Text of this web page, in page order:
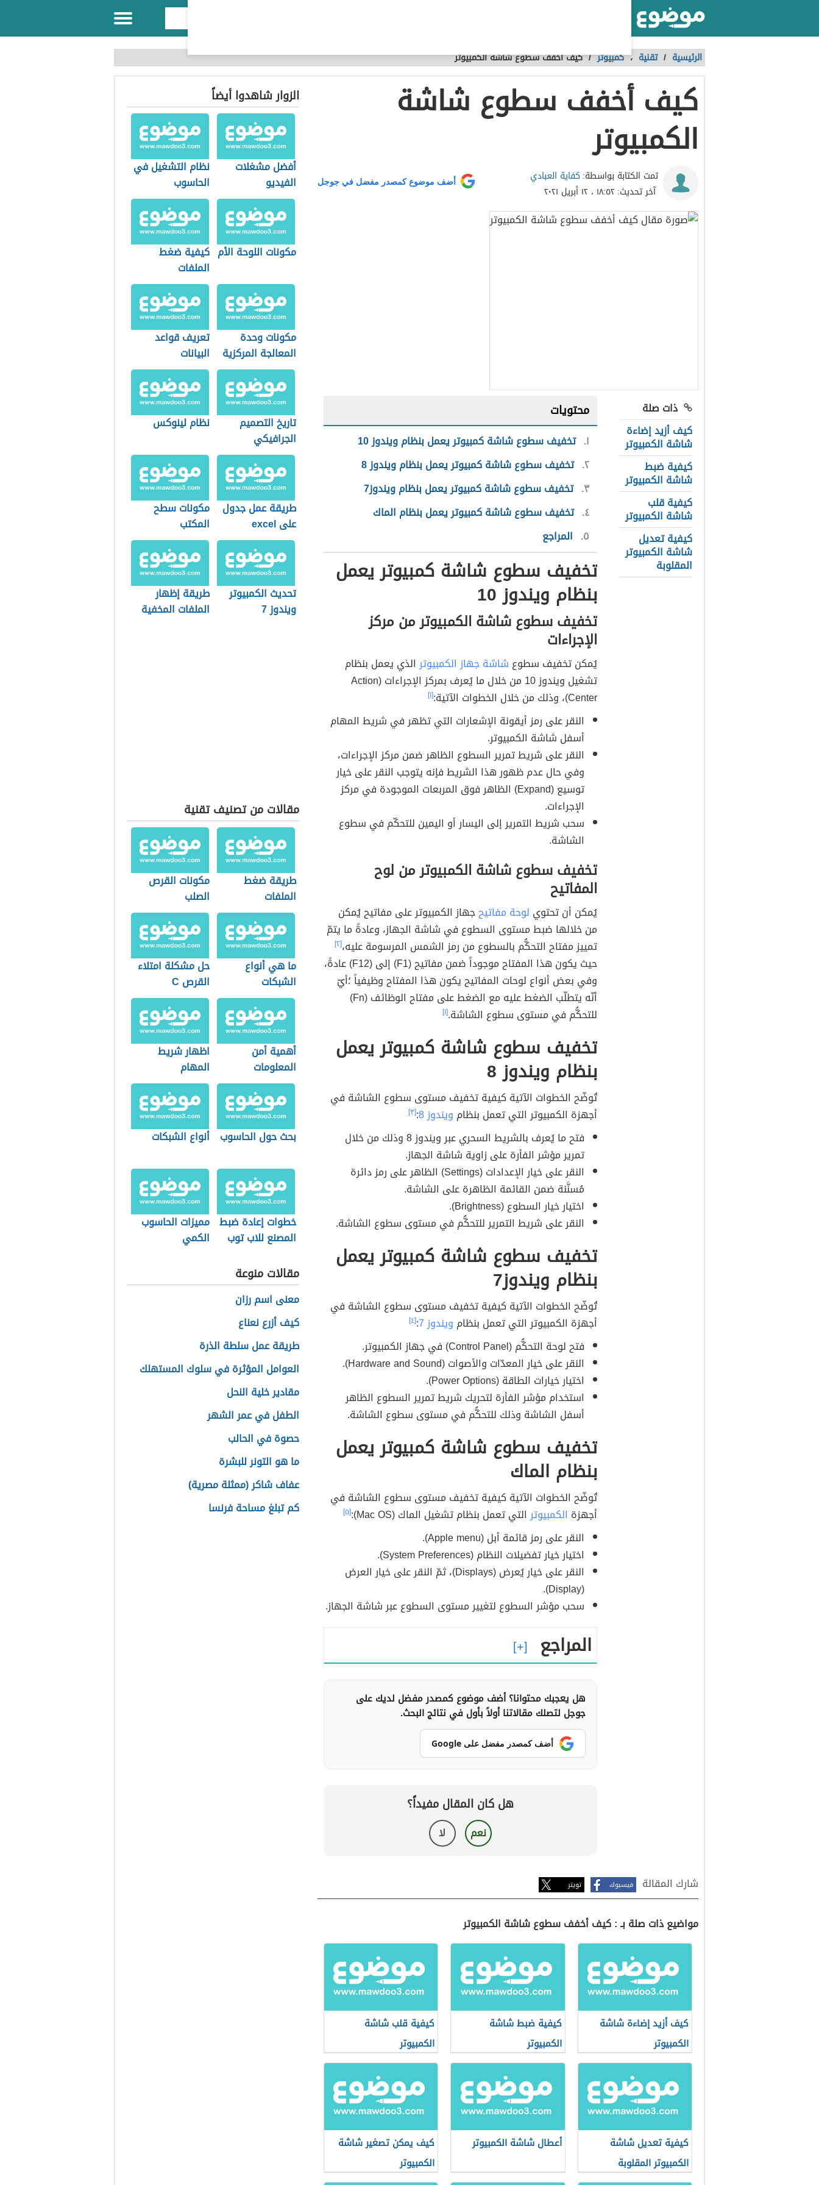
الرئيسية / تقنية ،كمبيوتر /كيف أخفف سطوع شاشة الكمبيوتر
كيف أخفف سطوع شاشة
الكمبيوتر
تمت الكتابة بواسطة: كفاية العبادي
آخر تحديث:١٨:٥٢ ، ١٢ أبريل ٢٠٢١
أضف موضوع كمصدر مفضل في جوجل
ذات صلة
كيف أزيد إضاءة
شاشة الكمبيوتر
كيفية ضبط
شاشة الكمبيوتر
كيفية قلب
شاشة الكمبيوتر
كيفية تعديل
شاشة الكمبيوتر
المقلوبة
محتويات
١ تخفيف سطوع شاشة كمبيوتر يعمل بنظام ويندوز 10
٢ تخفيف سطوع شاشة كمبيوتر يعمل بنظام ويندوز 8
٣ تخفيف سطوع شاشة كمبيوتر يعمل بنظام ويندوز7
٤ تخفيف سطوع شاشة كمبيوتر يعمل بنظام الماك
٥ المراجع
تخفيف سطوع شاشة كمبيوتر يعمل
بنظام ويندوز 10
تخفيف سطوع شاشة الكمبيوتر من مركز
الإجراءات
يُمكن تخفيف سطوع شاشة جهاز الكمبيوترالذي يعمل بنظام
تشغيل ويندوز 10 من خلال ما يُعرف بمركز الإجراءات (Action
Center)، وذلك من خلال الخطوات الآتية:
[١]
النقر على رمز أيقونة الإشعارات التي تظهر في شريط المهام
أسفل شاشة الكمبيوتر.
النقر على شريط تمرير السطوع الظاهر ضمن مركز الإجراءات،
وفي حال عدم ظهور هذا الشريط فإنه يتوجب النقر على خيار
توسيع (Expand) الظاهر فوق المربعات الموجودة في مركز
الإجراءات.
سحب شريط التمرير إلى اليسار أو اليمين للتحكّم في سطوع
الشاشة.
تخفيف سطوع شاشة الكمبيوتر من لوح
المفاتيح
يُمكن أن تحتوي لوحة مفاتيحجهاز الكمبيوتر على مفاتيح يُمكن
من خلالها ضبط مستوى السطوع في شاشة الجهاز، وعادةً ما يتمّ
تمييز مفتاح التحكُّم بالسطوع من رمز الشمس المرسومة عليه،[٢]
حيث يكون هذا المفتاح موجوداً ضمن مفاتيح (F1) إلى (F12) عادةً،
وفي بعض أنواع لوحات المفاتيح يكون هذا المفتاح وظيفياً ؛أيّ
أنّه يتطلّب الضغط عليه مع الضغط على مفتاح الوظائف (Fn)
للتحكُّم في مستوى سطوع الشاشة.[١]
تخفيف سطوع شاشة كمبيوتر يعمل
بنظام ويندوز 8
تُوضّح الخطوات الآتية كيفية تخفيف مستوى سطوع الشاشة في
أجهزة الكمبيوتر التي تعمل بنظام ويندوز 8 :[٣]
فتح ما يُعرف بالشريط السحري عبر ويندوز 8 وذلك من خلال
تمرير مؤشر الفأرة على زاوية شاشة الجهاز.
النقر على خيار الإعدادات (Settings) الظاهر على رمز دائرة
مُسنَّنة ضمن القائمة الظاهرة على الشاشة.
اختيار خيار السطوع (Brightness).
النقر على شريط التمرير للتحكُّم في مستوى سطوع الشاشة.
تخفيف سطوع شاشة كمبيوتر يعمل
بنظام ويندوز7
تُوضّح الخطوات الآتية كيفية تخفيف مستوى سطوع الشاشة في
أجهزة الكمبيوتر التي تعمل بنظام ويندوز 7 :[٤]
فتح لوحة التحكُّم (Control Panel) في جهاز الكمبيوتر.
النقر على خيار المعدّات والأصوات (Hardware and Sound).
اختيار خيارات الطاقة (Power Options).
استخدام مؤشر الفأرة لتحريك شريط تمرير السطوع الظاهر
أسفل الشاشة وذلك للتحكُّم في مستوى سطوع الشاشة.
تخفيف سطوع شاشة كمبيوتر يعمل
بنظام الماك
تُوضّح الخطوات الآتية كيفية تخفيف مستوى سطوع الشاشة في
أجهزة الكمبيوترالتي تعمل بنظام تشغيل الماك (Mac OS): [٥]
النقر على رمز قائمة أبل (Apple menu).
اختيار خيار تفضيلات النظام (System Preferences).
النقر على خيار يُعرض (Displays)، ثمّ النقر على خيار العرض
(Display).
سحب مؤشر السطوع لتغيير مستوى السطوع عبر شاشة الجهاز.
المراجع
هل يعجبك محتوانا؟ أضف موضوع كمصدر مفضل لديك على
جوجل لتصلك مقالاتنا أولاً بأول في نتائج البحث.
أضف كمصدر مفضل على Google
هل كان المقال مفيداً؟
نعم لا
شارك المقالة فيسبوك تويتر
مواضيع ذات صلة بـ : كيف أخفف سطوع شاشة الكمبيوتر
كيف أزيد إضاءة شاشة
الكمبيوتر
كيفية ضبط شاشة
الكمبيوتر
كيفية قلب شاشة
الكمبيوتر
كيفية تعديل شاشة
الكمبيوتر المقلوبة
أعطال شاشة الكمبيوتر
كيف يمكن تصغير شاشة
الكمبيوتر
الزوار شاهدوا أيضاً
أفضل مشغلات
الفيديو
نظام التشغيل في
الحاسوب
مكونات اللوحة الأم كيفية ضغط
الملفات
مكونات وحدة
المعالجة المركزية
تعريف قواعد
البيانات
تاريخ التصميم
الجرافيكي
نظام لينوكس
طريقة عمل جدول
على excel
مكونات سطح
المكتب
تحديث الكمبيوتر
ويندوز 7
طريقة إظهار
الملفات المخفية
مقالات من تصنيف تقنية
طريقة ضغط
الملفات
مكونات القرص
الصلب
ما هي أنواع
الشبكات
حل مشكلة امتلاء
القرص C
أهمية أمن
المعلومات
اظهار شريط
المهام
بحث حول الحاسوب أنواع الشبكات
خطوات إعادة ضبط
المصنع للاب توب
مميزات الحاسوب
الكمي
مقالات منوعة
معنى اسم رزان
كيف أزرع نعناع
طريقة عمل سلطة الذرة
العوامل المؤثرة في سلوك المستهلك
مقادير خلية النحل
الطفل في عمر الشهر
حصوة في الحالب
ما هو التونر للبشرة
عفاف شاكر (ممثلة مصرية)
كم تبلغ مساحة فرنسا